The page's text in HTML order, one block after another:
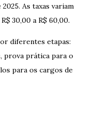
As taxas variam
30,00 a R$ 60,00.
diferentes etapas:
prova prática para o
para os cargos de